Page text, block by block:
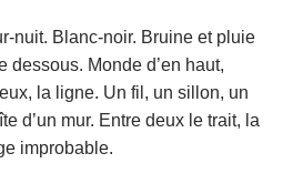
nuit. Blanc-noir. Bruine et pluie
dessous. Monde d’en haut,
la ligne. Un fil, un sillon, un
d’un mur. Entre deux le trait, la
improbable.